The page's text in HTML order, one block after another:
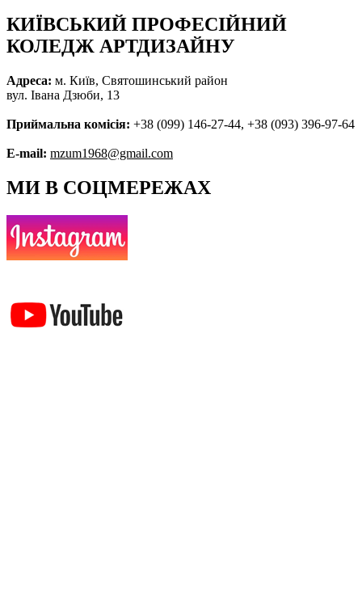
КИЇВСЬКИЙ ПРОФЕСІЙНИЙ
КОЛЕДЖ АРТДИЗАЙНУ
Адреса: м. Київ, Святошинський район
вул. Івана Дзюби, 13
Приймальна комісія: +38 (099) 146-27-44, +38 (093) 396-97-64
E-mail: mzum1968@gmail.com
МИ В СОЦМЕРЕЖАХ